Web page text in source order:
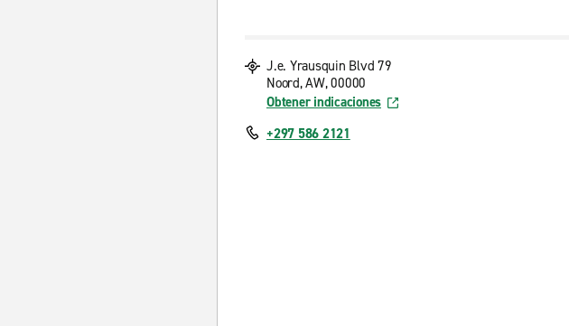
J.e. Yrausquin Blvd 79
Noord, AW, 00000
Obtener indicaciones
+297 586 2121